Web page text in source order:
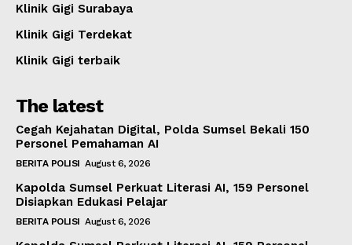
Klinik Gigi Surabaya
Klinik Gigi Terdekat
Klinik Gigi terbaik
The latest
Cegah Kejahatan Digital, Polda Sumsel Bekali 150
Personel Pemahaman AI
BERITA POLISI August 6, 2026
Kapolda Sumsel Perkuat Literasi AI, 159 Personel
Disiapkan Edukasi Pelajar
BERITA POLISI August 6, 2026